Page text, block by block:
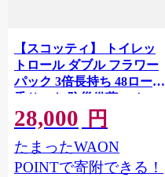
【スコッティ】 トイレッ
トロール ダブル フラワー
パック 3倍長持ち 48ロール
香りつき 防災備蓄 ストッ
ク 備蓄 新生活 防災 消耗品
生活用品 日用消耗品 日用
品 トイレットペーパー
【順次発送】
28,000 円
たまったWAON
POINTで寄附できる！